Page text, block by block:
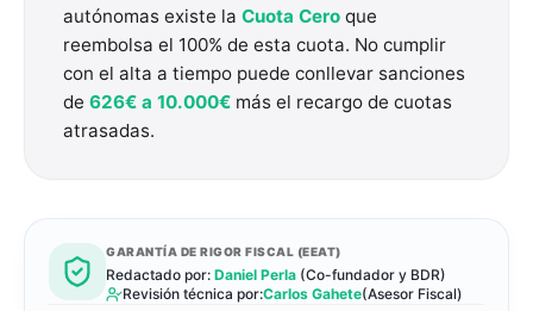
autónomas existe la Cuota Cero que
reembolsa el 100% de esta cuota. No cumplir
con el alta a tiempo puede conllevar sanciones
de 626€ a 10.000€ más el recargo de cuotas
atrasadas.
GARANTÍA DE RIGOR FISCAL (EEAT)
Redactado por: Daniel Perla (Co-fundador y BDR)
Revisión técnica por:Carlos Gahete(Asesor Fiscal)